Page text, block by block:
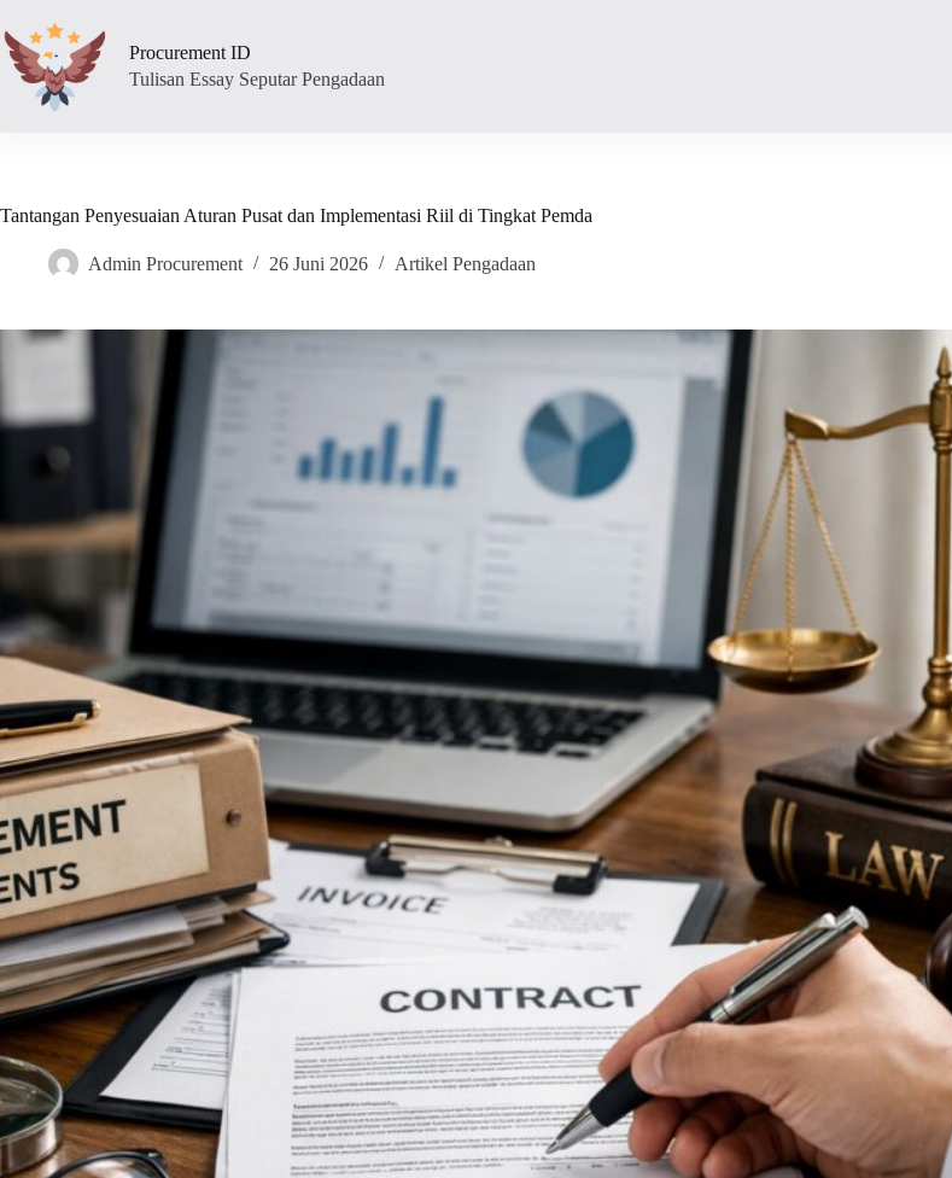
to
content
Procurement ID
Tulisan Essay Seputar Pengadaan
Tantangan Penyesuaian Aturan Pusat dan Implementasi Riil di Tingkat Pemda
Admin Procurement 26 Juni 2026 Artikel Pengadaan